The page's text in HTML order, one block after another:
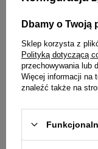
Metalowa,
na ścieranie
TARCZA
Kolor żółty.
Dbamy o Twoją
Sklep korzysta z
Polityką dotyczącą
przechowywania lub
Więcej informacji na
znaleźć także na